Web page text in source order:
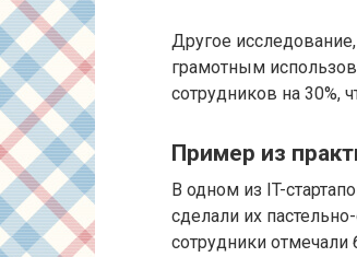
Другое
грамотным
сотрудников на 30%,
Пример из
В одном из IT-
сделали их
сотрудники